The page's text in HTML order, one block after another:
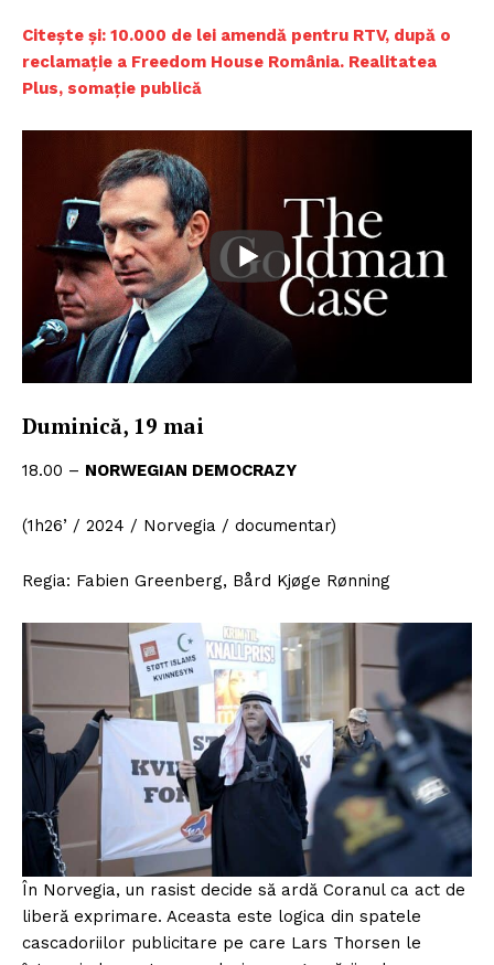
Citește și: 10.000 de lei amendă pentru RTV, după o
reclamație a Freedom House România. Realitatea
Plus, somație publică
Duminică, 19 mai
18.00 – NORWEGIAN DEMOCRAZY
(1h26’ / 2024 / Norvegia / documentar)
Regia: Fabien Greenberg, Bård Kjøge Rønning
În Norvegia, un rasist decide să ardă Coranul ca act de
liberă exprimare. Aceasta este logica din spatele
cascadoriilor publicitare pe care Lars Thorsen le